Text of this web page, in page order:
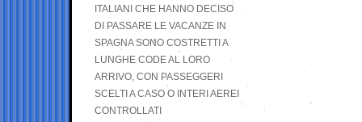
ITALIANI CHE HANNO DECISO
DI PASSARE LE VACANZE IN
SPAGNA SONO COSTRETTI A
LUNGHE CODE AL LORO
ARRIVO, CON PASSEGGERI
SCELTI A CASO O INTERI AEREI
CONTROLLATI